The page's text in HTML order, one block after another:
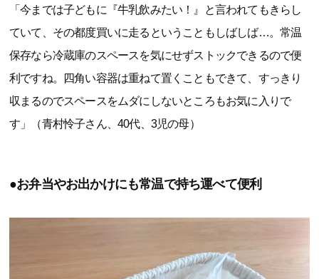
「今までは子どもに『牛乳飲みたい！』と言われてもきらし
ていて、その都度買いに走るということもしばしば…。常温
保存なら冷蔵庫のスペースを気にせずストックできるので便
利ですね。四角い容器は重ねて置くこともできて、すっきり
収まるのでスペースをムダにしないところもお気に入りで
す」（青村怜子さん、40代、3児の母）
●お弁当やお出かけにも常温で持ち運べて便利